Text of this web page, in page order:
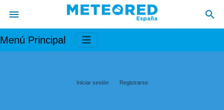
Menú Principal
Iniciar sesión Registrarse